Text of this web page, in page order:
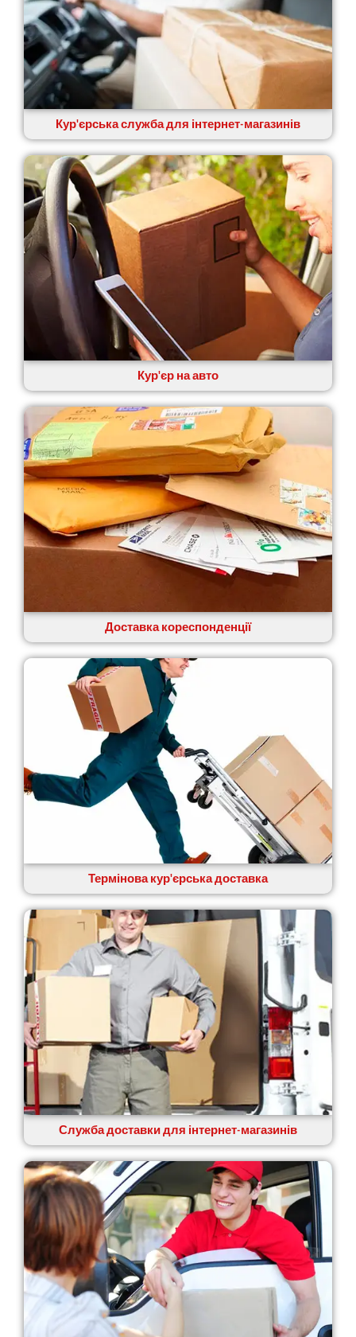
Кур'єрська служба для інтернет-магазинів
Кур'єр на авто
Доставка кореспонденції
Термінова кур'єрська доставка
Служба доставки для інтернет-магазинів